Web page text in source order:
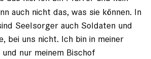
auch nicht das, was sie können. In
Seelsorger auch Soldaten und
bei uns nicht. Ich bin in meiner
nur meinem Bischof